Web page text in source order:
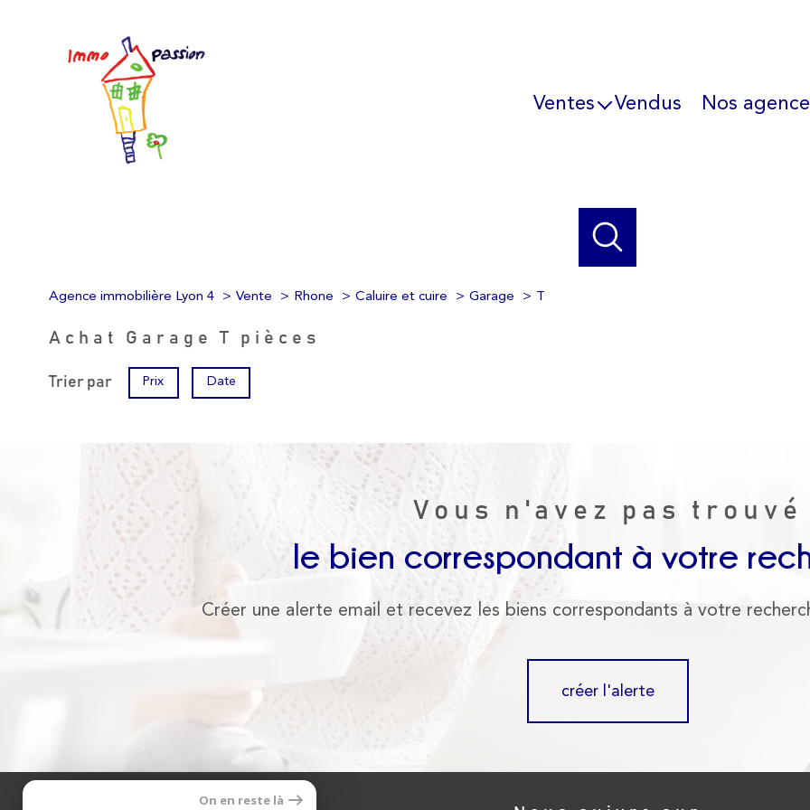
Ventes Vendus Nos
Agence immobilière Lyon 4 Vente Rhone Caluire et cuire Garage T
Achat Garage T pièces
Trier par Prix Date
Vous n'avez pas trouvé
le bien correspondant à votre
Créer une alerte email et recevez les biens correspondants à votre
créer l'alerte
On en reste là